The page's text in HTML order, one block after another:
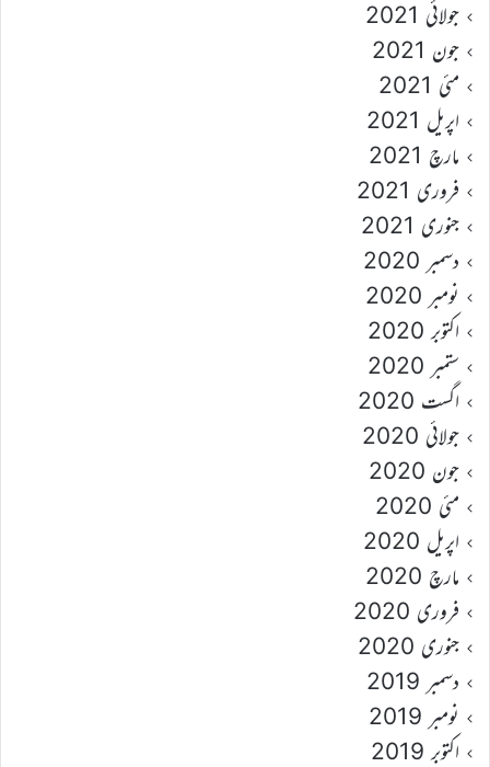
جولائی 2021
جون 2021
مئی 2021
اپریل 2021
مارچ 2021
فروری 2021
جنوری 2021
دسمبر 2020
نومبر 2020
اکتوبر 2020
ستمبر 2020
اگست 2020
جولائی 2020
جون 2020
مئی 2020
اپریل 2020
مارچ 2020
فروری 2020
جنوری 2020
دسمبر 2019
نومبر 2019
اکتوبر 2019